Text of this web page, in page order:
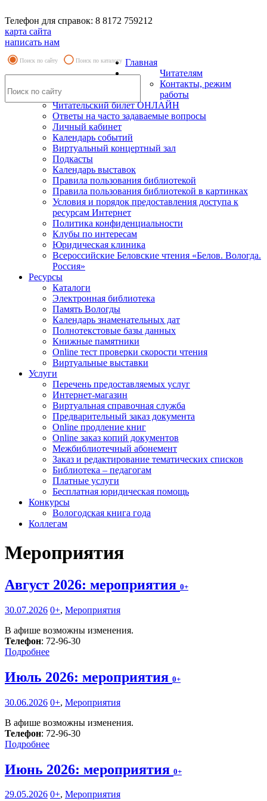
Телефон для справок: 8 8172 759212
карта сайта
написать нам
Поиск по сайту Поиск по каталогу Главная
Читателям
Контакты, режим
работы
Читательский билет ОНЛАЙН
Ответы на часто задаваемые вопросы
Личный кабинет
Календарь событий
Виртуальный концертный зал
Подкасты
Календарь выставок
Правила пользования библиотекой
Правила пользования библиотекой в картинках
Условия и порядок предоставления доступа к
ресурсам Интернет
Политика конфиденциальности
Клубы по интересам
Юридическая клиника
Всероссийские Беловские чтения «Белов. Вологда.
Россия»
Ресурсы
Каталоги
Электронная библиотека
Память Вологды
Календарь знаменательных дат
Полнотекстовые базы данных
Книжные памятники
Online тест проверки скорости чтения
Виртуальные выставки
Услуги
Перечень предоставляемых услуг
Интернет-магазин
Виртуальная справочная служба
Предварительный заказ документа
Online продление книг
Online заказ копий документов
Межбиблиотечный абонемент
Заказ и редактирование тематических списков
Библиотека – педагогам
Платные услуги
Бесплатная юридическая помощь
Конкурсы
Вологодская книга года
Коллегам
Мероприятия
Август 2026: мероприятия 0+
30.07.2026 0+, Мероприятия
В афише возможны изменения.
Телефон: 72-96-30
Подробнее
Июль 2026: мероприятия 0+
30.06.2026 0+, Мероприятия
В афише возможны изменения.
Телефон: 72-96-30
Подробнее
Июнь 2026: мероприятия 0+
29.05.2026 0+, Мероприятия